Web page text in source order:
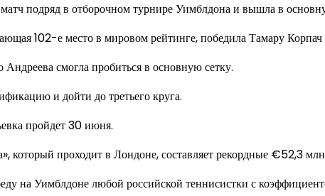
подряд в отборочном турнире Уимблдона и вышла в
102-е место в мировом рейтинге, победила Тамару
смогла пробиться в основную сетку.
и дойти до третьего круга.
пройдет 30 июня.
который проходит в Лондоне, составляет рекордные €52,3
на Уимблдоне любой российской теннисистки с